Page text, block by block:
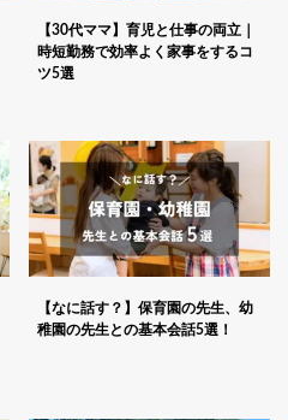
【30代ママ】育児と仕事の両立｜
時短勤務で効率よく家事をするコ
ツ5選
【なに話す？】保育園の先生、幼
稚園の先生との基本会話5選！